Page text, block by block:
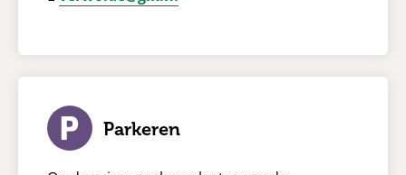
Parkeren